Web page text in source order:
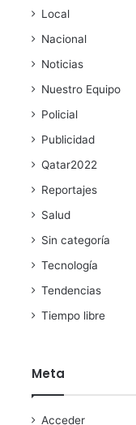
Local
Nacional
Noticias
Nuestro Equipo
Policial
Publicidad
Qatar2022
Reportajes
Salud
Sin categoría
Tecnología
Tendencias
Tiempo libre
Meta
Acceder